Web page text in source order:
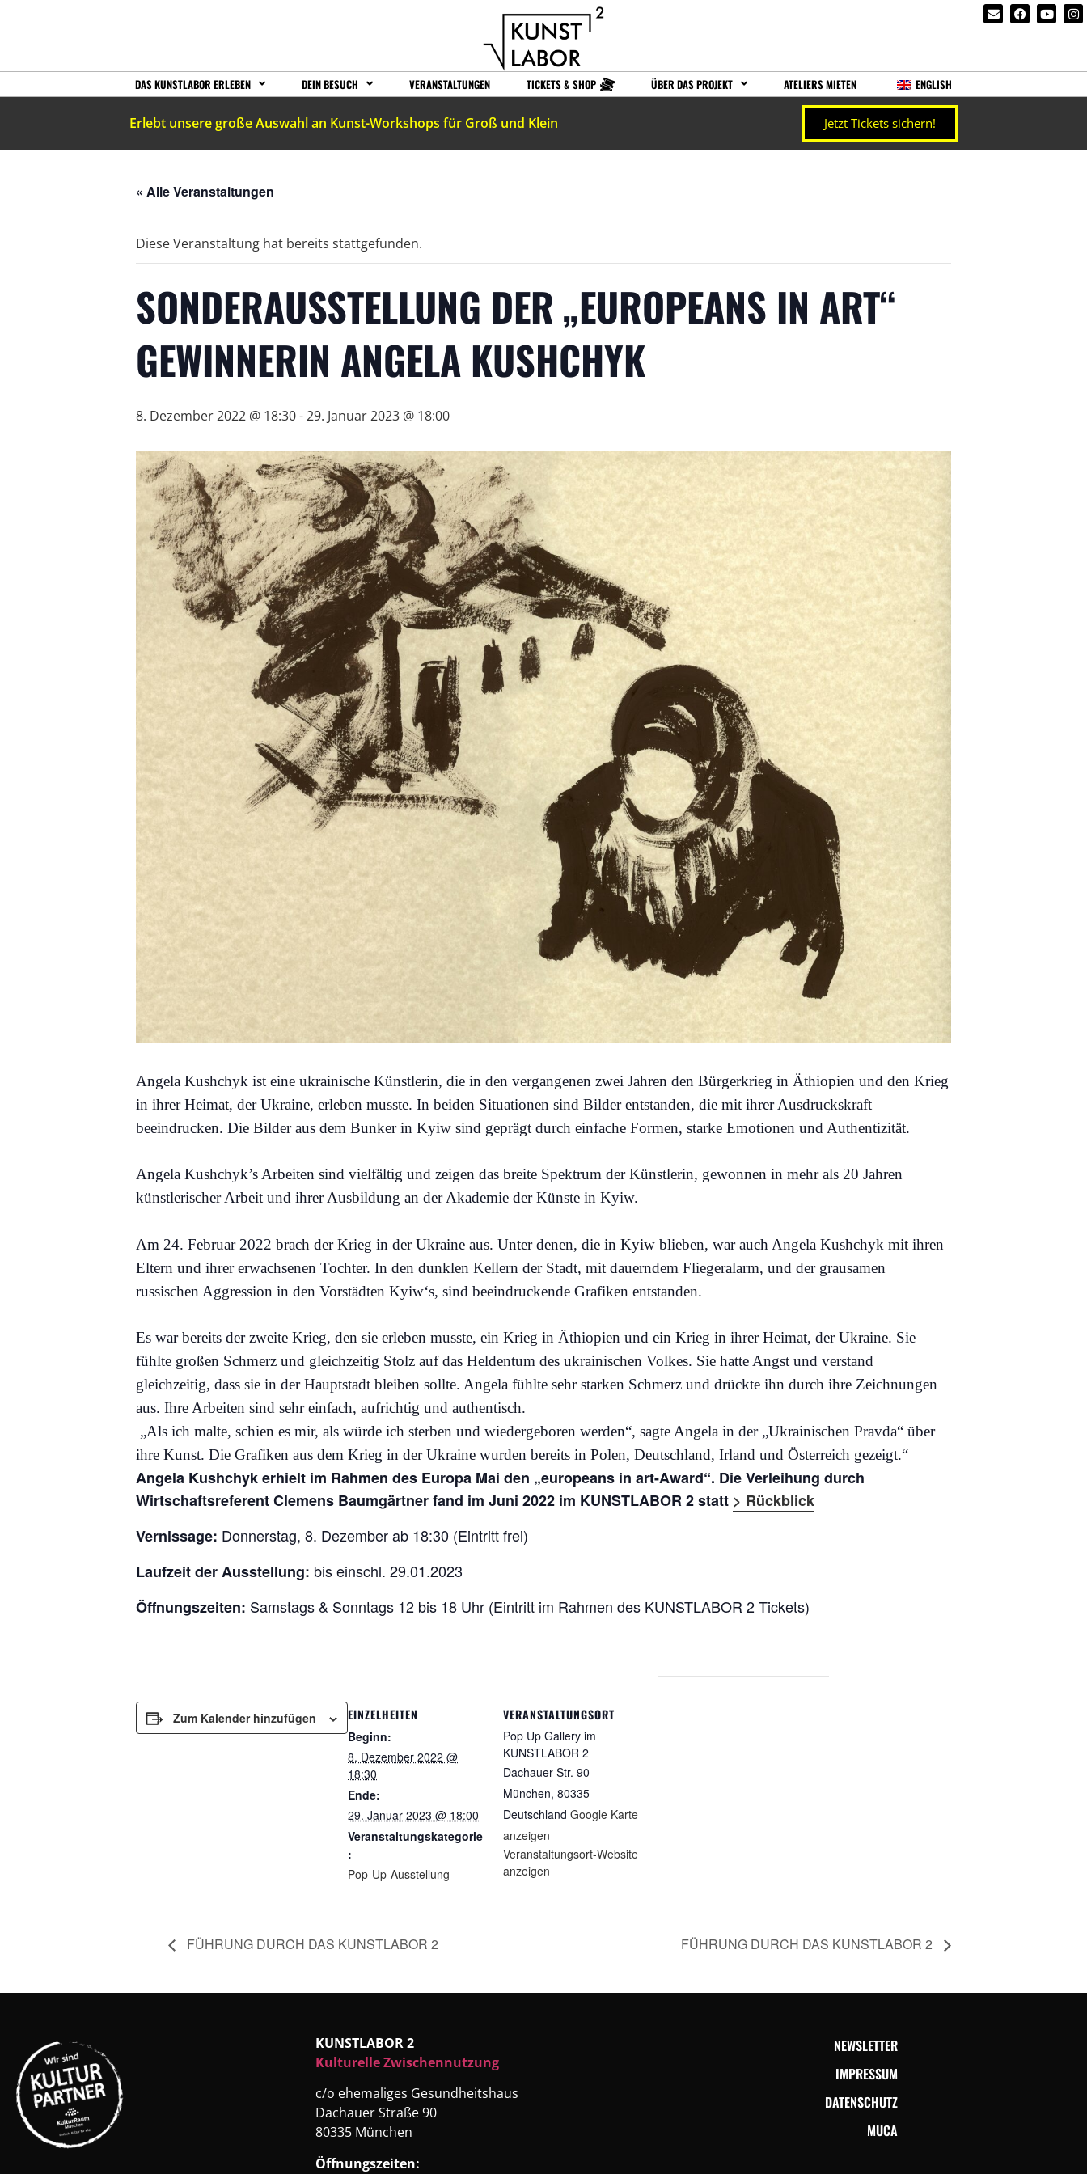
DAS KUNSTLABOR ERLEBEN DEIN BESUCH VERANSTALTUNGEN TICKETS & SHOP ÜBER DAS PROJEKT ATELIERS MIETEN ENGLISH
Erlebt unsere große Auswahl an Kunst-Workshops für Groß und Klein Jetzt Tickets sichern!
« Alle Veranstaltungen
Diese Veranstaltung hat bereits stattgefunden.
SONDERAUSSTELLUNG DER „EUROPEANS IN ART“
GEWINNERIN ANGELA KUSHCHYK
8. Dezember 2022 @ 18:30-29. Januar 2023 @ 18:00
Angela Kushchyk ist eine ukrainische Künstlerin, die in den vergangenen zwei Jahren den Bürgerkrieg in Äthiopien und den Krieg
in ihrer Heimat, der Ukraine, erleben musste. In beiden Situationen sind Bilder entstanden, die mit ihrer Ausdruckskraft
beeindrucken. Die Bilder aus dem Bunker in Kyiw sind geprägt durch einfache Formen, starke Emotionen und Authentizität.
Angela Kushchyk’s Arbeiten sind vielfältig und zeigen das breite Spektrum der Künstlerin, gewonnen in mehr als 20 Jahren
künstlerischer Arbeit und ihrer Ausbildung an der Akademie der Künste in Kyiw.
Am 24. Februar 2022 brach der Krieg in der Ukraine aus. Unter denen, die in Kyiw blieben, war auch Angela Kushchyk mit ihren
Eltern und ihrer erwachsenen Tochter. In den dunklen Kellern der Stadt, mit dauerndem Fliegeralarm, und der grausamen
russischen Aggression in den Vorstädten Kyiw‘s, sind beeindruckende Grafiken entstanden.
Es war bereits der zweite Krieg, den sie erleben musste, ein Krieg in Äthiopien und ein Krieg in ihrer Heimat, der Ukraine. Sie
fühlte großen Schmerz und gleichzeitig Stolz auf das Heldentum des ukrainischen Volkes. Sie hatte Angst und verstand
gleichzeitig, dass sie in der Hauptstadt bleiben sollte. Angela fühlte sehr starken Schmerz und drückte ihn durch ihre Zeichnungen
aus. Ihre Arbeiten sind sehr einfach, aufrichtig und authentisch.
„Als ich malte, schien es mir, als würde ich sterben und wiedergeboren werden“, sagte Angela in der „Ukrainischen Pravda“ über
ihre Kunst. Die Grafiken aus dem Krieg in der Ukraine wurden bereits in Polen, Deutschland, Irland und Österreich gezeigt.“
Angela Kushchyk erhielt im Rahmen des Europa Mai den „europeans in art-Award“. Die Verleihung durch
Wirtschaftsreferent Clemens Baumgärtner fand im Juni 2022 im KUNSTLABOR 2 statt > Rückblick
Vernissage: Donnerstag, 8. Dezember ab 18:30 (Eintritt frei)
Laufzeit der Ausstellung: bis einschl. 29.01.2023
Öffnungszeiten: Samstags & Sonntags 12 bis 18 Uhr (Eintritt im Rahmen des KUNSTLABOR 2 Tickets)
Zum Kalender hinzufügen EINZELHEITEN
Beginn:
8. Dezember 2022 @
18:30
Ende:
29. Januar 2023 @ 18:00
Veranstaltungskategorie
:
Pop-Up-Ausstellung
VERANSTALTUNGSORT
Pop Up Gallery im
KUNSTLABOR 2
Dachauer Str. 90
München, 80335
Deutschland Google Karte
anzeigen
Veranstaltungsort-Website
anzeigen
FÜHRUNG DURCH DAS KUNSTLABOR 2 FÜHRUNG DURCH DAS KUNSTLABOR 2
KUNSTLABOR 2
Kulturelle Zwischennutzung
c/o ehemaliges Gesundheitshaus
Dachauer Straße 90
80335 München
Öffnungszeiten:
NEWSLETTER
IMPRESSUM
DATENSCHUTZ
MUCA